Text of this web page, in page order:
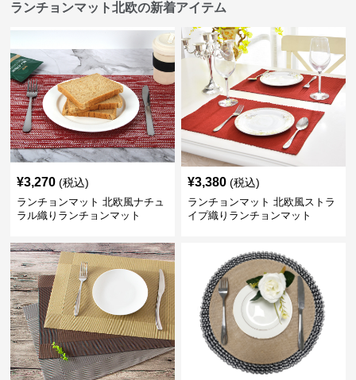
ランチョンマット北欧の新着アイテム
¥3,270 (税込)
ランチョンマット 北欧風ナチュ
ラル織りランチョンマット
¥3,380 (税込)
ランチョンマット 北欧風ストラ
イプ織りランチョンマット